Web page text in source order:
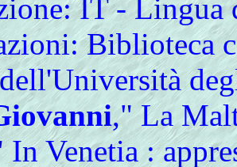
IT -
Biblioteca
," La
In Venetia :